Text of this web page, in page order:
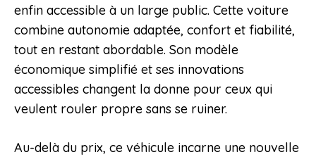
enfin accessible à un large public. Cette voiture
combine autonomie adaptée, confort et fiabilité,
tout en restant abordable. Son modèle
économique simplifié et ses innovations
accessibles changent la donne pour ceux qui
veulent rouler propre sans se ruiner.
Au-delà du prix, ce véhicule incarne une nouvelle